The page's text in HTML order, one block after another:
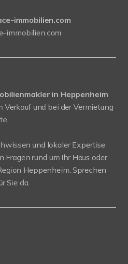
immobilien.com
immobilien.com
in Heppenheim
und bei der Vermietung
und lokaler Expertise
Fragen rund um Ihr Haus oder
Heppenheim. Sprechen
Sie da.